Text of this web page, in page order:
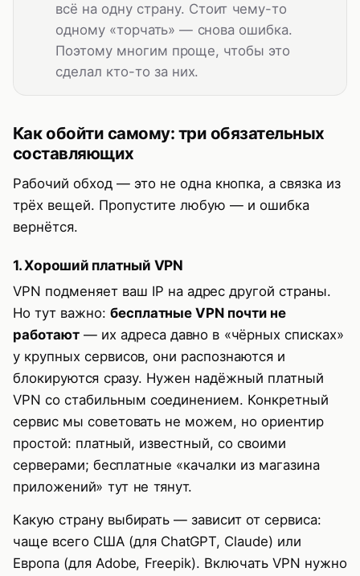
всё на одну страну. Стоит чему-то
одному «торчать» — снова ошибка.
Поэтому многим проще, чтобы это
сделал кто-то за них.
Как обойти самому: три обязательных
составляющих
Рабочий обход — это не одна кнопка, а связка из
трёх вещей. Пропустите любую — и ошибка
вернётся.
1. Хороший платный VPN
VPN подменяет ваш IP на адрес другой страны.
Но тут важно: бесплатные VPN почти не
работают— их адреса давно в «чёрных списках»
у крупных сервисов, они распознаются и
блокируются сразу. Нужен надёжный платный
VPN со стабильным соединением. Конкретный
сервис мы советовать не можем, но ориентир
простой: платный, известный, со своими
серверами; бесплатные «качалки из магазина
приложений» тут не тянут.
Какую страну выбирать — зависит от сервиса:
чаще всего США (для ChatGPT, Claude) или
Европа (для Adobe, Freepik). Включать VPN нужно